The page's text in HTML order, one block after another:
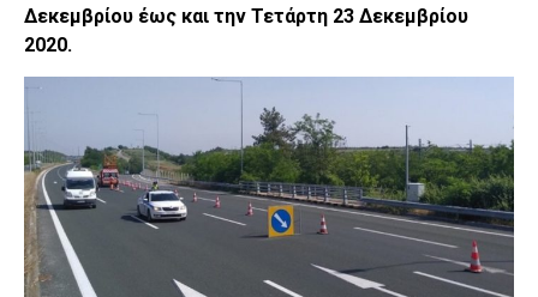
Δεκεμβρίου έως και την Τετάρτη 23 Δεκεμβρίου
2020.